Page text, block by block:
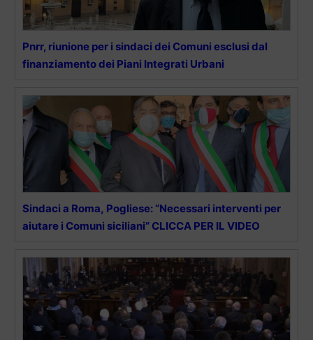
Pnrr, riunione per i sindaci dei Comuni esclusi dal
finanziamento dei Piani Integrati Urbani
Sindaci a Roma, Pogliese: “Necessari interventi per
aiutare i Comuni siciliani” CLICCA PER IL VIDEO